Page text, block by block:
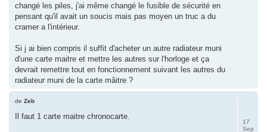
changé les piles, j'ai même changé le fusible de sécurité en
pensant qu'il avait un soucis mais pas moyen un truc a du
cramer a l'intérieur.
Si j ai bien compris il suffit d'acheter un autre radiateur muni
d'une carte maitre et mettre les autres sur l'horloge et ça
devrait remettre tout en fonctionnement suivant les autres du
radiateur muni de la carte mâitre ?
de Zeb
Il faut 1 carte maitre chronocarte.
17
Sep